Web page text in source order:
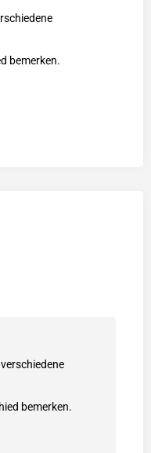
bemerken.
bemerken.